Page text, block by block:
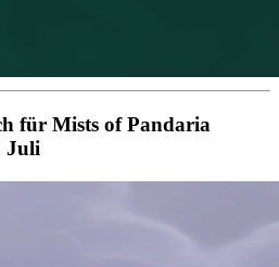
für Mists of Pandaria
Juli